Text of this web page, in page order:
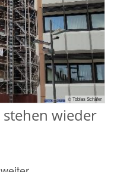
© Tobias Schäfer
stehen wieder